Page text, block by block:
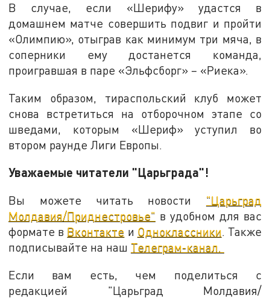
В случае, если «Шерифу» удастся в
домашнем матче совершить подвиг и пройти
«Олимпию», отыграв как минимум три мяча, в
соперники ему достанется команда,
проигравшая в паре «Эльфсборг» – «Риека».
Таким образом, тираспольский клуб может
снова встретиться на отборочном этапе со
шведами, которым «Шериф» уступил во
втором раунде Лиги Европы.
Уважаемые читатели "Царьграда"!
Вы можете читать новости "Царьград
Молдавия/Приднестровье" в удобном для вас
формате в Вконтакте и Одноклассники. Также
подписывайте на наш Телеграм-канал.
Если вам есть, чем поделиться с
редакцией "Царьград Молдавия/